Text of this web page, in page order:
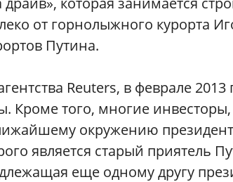
от горнолыжного курорта
Путина.
Reuters, в феврале 2013
Кроме того, многие
окружению
является старый приятель
еще одному другу